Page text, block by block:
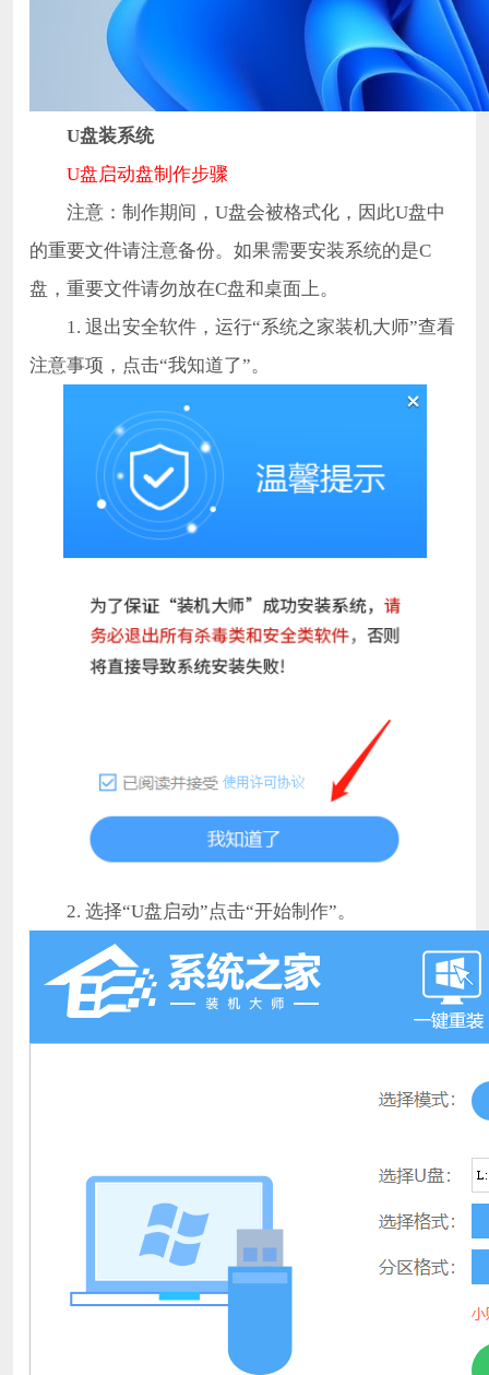
U盘装系统
U盘启动盘制作步骤
注意：制作期间，U盘会被格式化，因此U盘中
的重要文件请注意备份。如果需要安装系统的是C
盘，重要文件请勿放在C盘和桌面上。
1. 退出安全软件，运行“系统之家装机大师”查看
注意事项，点击“我知道了”。
2. 选择“U盘启动”点击“开始制作”。